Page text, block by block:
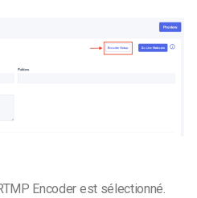
Encoder est sélectionné.